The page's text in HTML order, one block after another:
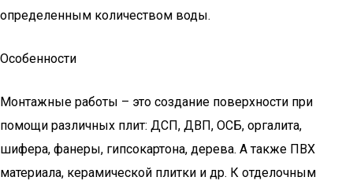
определенным количеством воды.
Особенности
Монтажные работы – это создание поверхности при
помощи различных плит: ДСП, ДВП, ОСБ, оргалита,
шифера, фанеры, гипсокартона, дерева. А также ПВХ
материала, керамической плитки и др. К отделочным